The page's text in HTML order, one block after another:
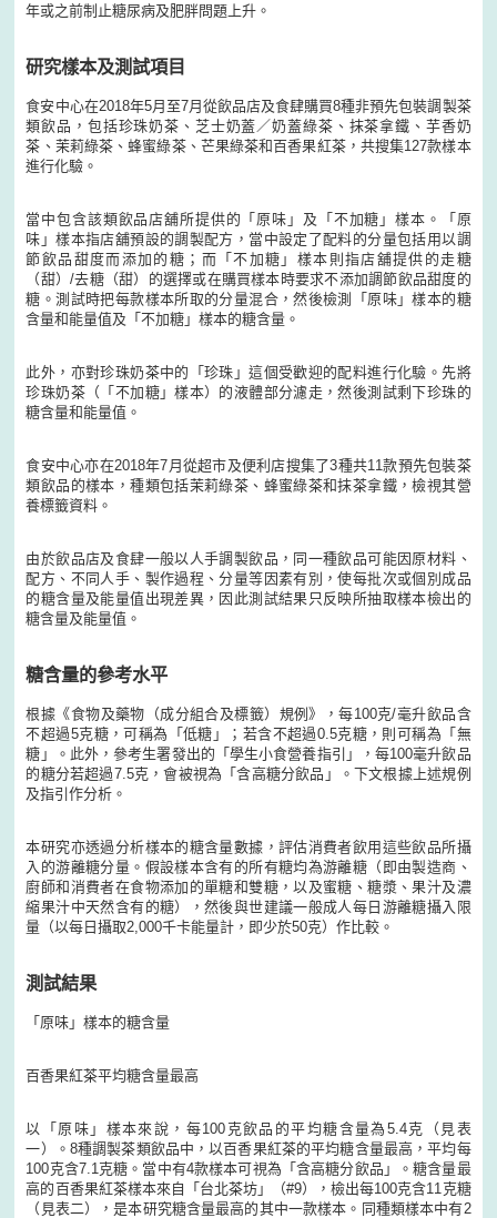
年或之前制止糖尿病及肥胖問題上升。
研究樣本及測試項目
食安中心在2018年5月至7月從飲品店及食肆購買8種非預先包裝調製茶
類飲品，包括珍珠奶茶、芝士奶蓋／奶蓋綠茶、抹茶拿鐵、芋香奶
茶、茉莉綠茶、蜂蜜綠茶、芒果綠茶和百香果紅茶，共搜集127款樣本
進行化驗。
當中包含該類飲品店舖所提供的「原味」及「不加糖」樣本。「原
味」樣本指店舖預設的調製配方，當中設定了配料的分量包括用以調
節飲品甜度而添加的糖；而「不加糖」樣本則指店舖提供的走糖
（甜）/去糖（甜）的選擇或在購買樣本時要求不添加調節飲品甜度的
糖。測試時把每款樣本所取的分量混合，然後檢測「原味」樣本的糖
含量和能量值及「不加糖」樣本的糖含量。
此外，亦對珍珠奶茶中的「珍珠」這個受歡迎的配料進行化驗。先將
珍珠奶茶（「不加糖」樣本）的液體部分濾走，然後測試剩下珍珠的
糖含量和能量值。
食安中心亦在2018年7月從超市及便利店搜集了3種共11款預先包裝茶
類飲品的樣本，種類包括茉莉綠茶、蜂蜜綠茶和抹茶拿鐵，檢視其營
養標籤資料。
由於飲品店及食肆一般以人手調製飲品，同一種飲品可能因原材料、
配方、不同人手、製作過程、分量等因素有別，使每批次或個別成品
的糖含量及能量值出現差異，因此測試結果只反映所抽取樣本檢出的
糖含量及能量值。
糖含量的參考水平
根據《食物及藥物（成分組合及標籤）規例》，每100克/毫升飲品含
不超過5克糖，可稱為「低糖」；若含不超過0.5克糖，則可稱為「無
糖」。此外，參考生署發出的「學生小食營養指引」，每100毫升飲品
的糖分若超過7.5克，會被視為「含高糖分飲品」。下文根據上述規例
及指引作分析。
本研究亦透過分析樣本的糖含量數據，評估消費者飲用這些飲品所攝
入的游離糖分量。假設樣本含有的所有糖均為游離糖（即由製造商、
廚師和消費者在食物添加的單糖和雙糖，以及蜜糖、糖漿、果汁及濃
縮果汁中天然含有的糖），然後與世建議一般成人每日游離糖攝入限
量（以每日攝取2,000千卡能量計，即少於50克）作比較。
測試結果
「原味」樣本的糖含量
百香果紅茶平均糖含量最高
以「原味」樣本來說，每100克飲品的平均糖含量為5.4克（見表
一）。8種調製茶類飲品中，以百香果紅茶的平均糖含量最高，平均每
100克含7.1克糖。當中有4款樣本可視為「含高糖分飲品」。糖含量最
高的百香果紅茶樣本來自「台北茶坊」（#9），檢出每100克含11克糖
（見表二），是本研究糖含量最高的其中一款樣本。同種類樣本中有2